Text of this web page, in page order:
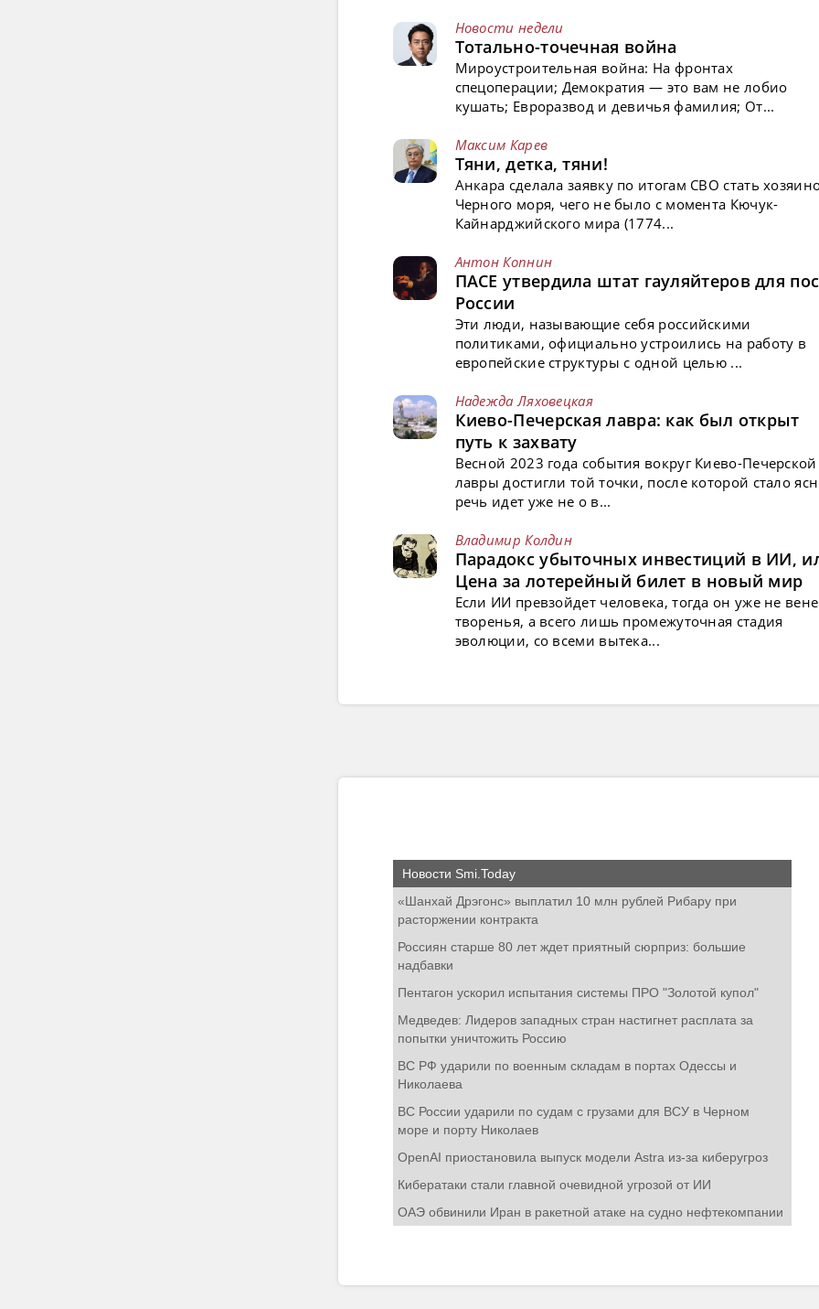
Новости недели
Тотально-точечная война
Мироустроительная война: На фронтах
спецоперации; Демократия — это вам не лобио
кушать; Евроразвод и девичья фамилия; От...
Максим Карев
Тяни, детка, тяни!
Анкара сделала заявку по итогам СВО стать
Черного моря, чего не было с момента Кючук-
Кайнарджийского мира (1774...
Антон Копнин
ПАСЕ утвердила штат гауляйтеров для
России
Эти люди, называющие себя российскими
политиками, официально устроились на работу в
европейские структуры с одной целью ...
Надежда Ляховецкая
Киево-Печерская лавра: как был открыт
путь к захвату
Весной 2023 года события вокруг Киево-Печерской
лавры достигли той точки, после которой стало
речь идет уже не о в...
Владимир Колдин
Парадокс убыточных инвестиций в ИИ,
Цена за лотерейный билет в новый мир
Если ИИ превзойдет человека, тогда он уже не
творенья, а всего лишь промежуточная стадия
эволюции, со всеми вытека...